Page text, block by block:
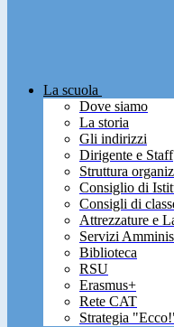
La scuola
Dove siamo
La storia
Gli indirizzi
Dirigente e Staff
Struttura
Consiglio di
Consigli di
Attrezzature e
Servizi
Biblioteca
RSU
Erasmus+
Rete CAT
Strategia